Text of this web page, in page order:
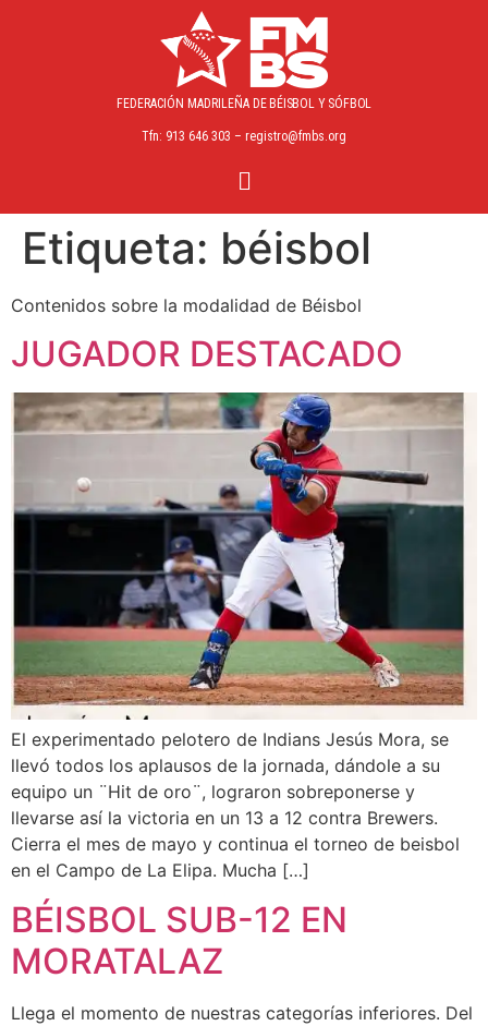
FEDERACIÓN MADRILEÑA DE BÉISBOL Y SÓFBOL
Tfn: 913 646 303 – registro@fmbs.org
Etiqueta: béisbol
Contenidos sobre la modalidad de Béisbol
JUGADOR DESTACADO
El experimentado pelotero de Indians Jesús Mora, se
llevó todos los aplausos de la jornada, dándole a su
equipo un ¨Hit de oro¨, lograron sobreponerse y
llevarse así la victoria en un 13 a 12 contra Brewers.
Cierra el mes de mayo y continua el torneo de beisbol
en el Campo de La Elipa. Mucha […]
BÉISBOL SUB-12 EN
MORATALAZ
Llega el momento de nuestras categorías inferiores. Del